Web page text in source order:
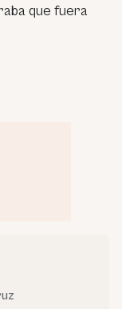
que fuera